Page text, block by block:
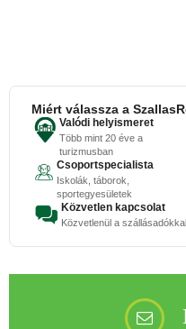
Miért válassza a
Valódi helyismeret
Több mint 20 éve a
turizmusban
Csoportspecialista
Iskolák, táborok,
sportegyesületek
Közvetlen kapcsolat
Közvetlenül a szállásadókkal